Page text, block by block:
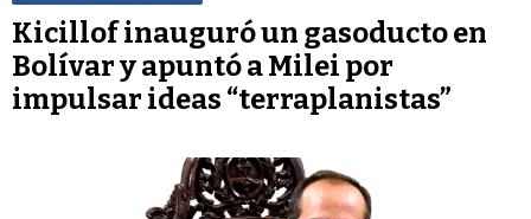
Kicillof inauguró un gasoducto en
Bolívar y apuntó a Milei por
impulsar ideas “terraplanistas”